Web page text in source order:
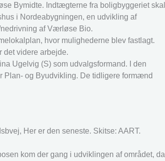
Bymidte. Indtægterne fra boligbyggeriet skal
i Nordeabygningen, en udvikling af
af Værløse Bio.
hvor mulighederne blev fastlagt.
det videre arbejde.
Ugelvig (S) som udvalgsformand. I den
Plan- og Byudvikling. De tidligere formænd
Her er den seneste. Skitse: AART.
kom der gang i udviklingen af området, da